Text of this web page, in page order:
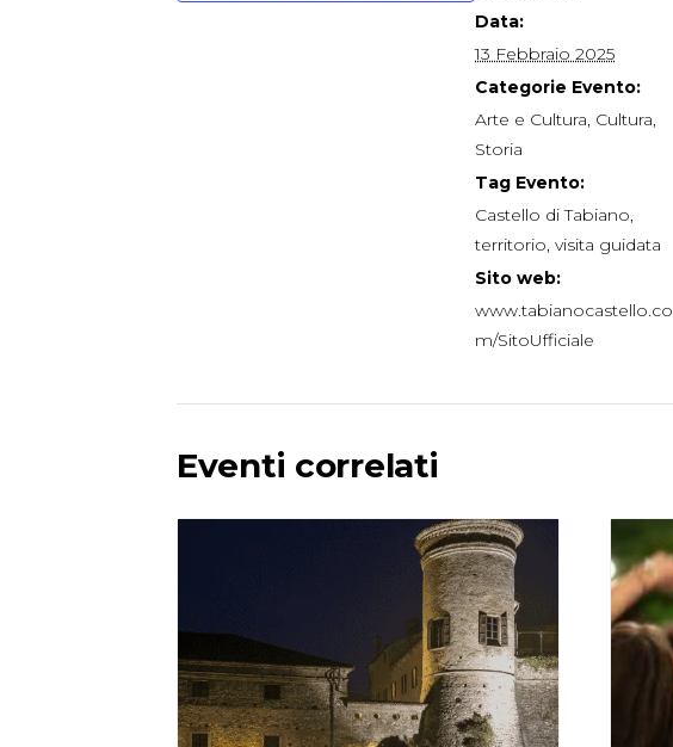
Data:
13 Febbraio 2025
Categorie Evento:
Arte e Cultura, Cultura,
Storia
Tag Evento:
Castello di Tabiano,
territorio, visita guidata
Sito web:
www.tabianocastello.co
m/SitoUfficiale
Eventi correlati